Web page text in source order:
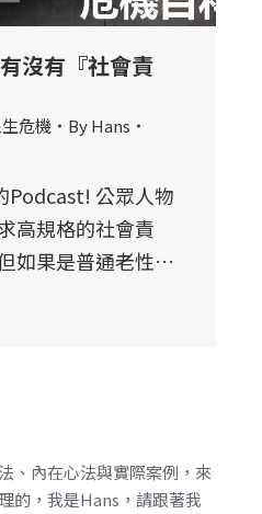
沒有『社會責
危機 ByHans
Podcast! 公眾人物
高規格的社會責
如果是普通老性…
、內在心法與實際案例，來
的，我是Hans，請跟著我